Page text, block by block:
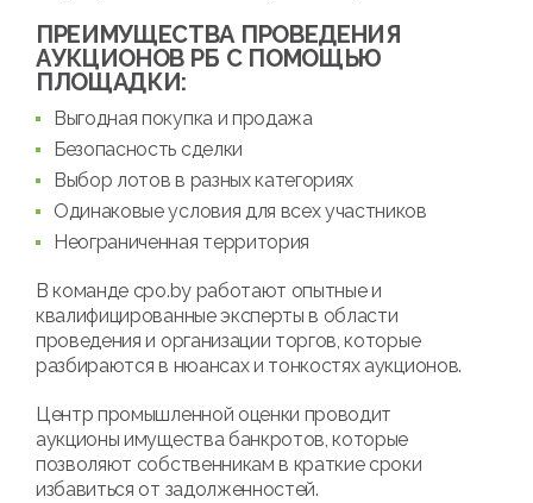
ПРЕИМУЩЕСТВА ПРОВЕДЕНИЯ
АУКЦИОНОВ РБ С ПОМОЩЬЮ
ПЛОЩАДКИ:
Выгодная покупка и продажа
Безопасность сделки
Выбор лотов в разных категориях
Одинаковые условия для всех участников
Неограниченная территория
В команде cpo.by работают опытные и
квалифицированные эксперты в области
проведения и организации торгов, которые
разбираются в нюансах и тонкостях аукционов.
Центр промышленной оценки проводит
аукционы имущества банкротов, которые
позволяют собственникам в краткие сроки
избавиться от задолженностей.